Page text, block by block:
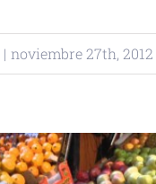
| noviembre 27th, 2012